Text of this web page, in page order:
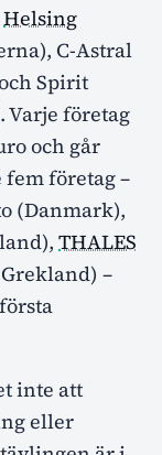
Helsing
C-Astral
Spirit
Varje företag
och går
företag –
(Danmark),
THALES
–
inte att
eller